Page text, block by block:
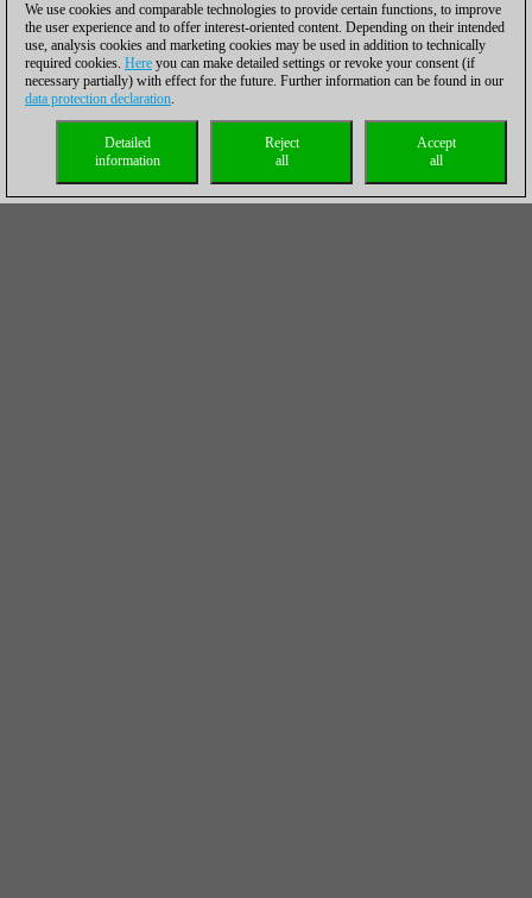
We use cookies and comparable technologies to provide certain functions, to improve
the user experience and to offer interest-oriented content. Depending on their intended
use, analysis cookies and marketing cookies may be used in addition to technically
required cookies. Here you can make detailed settings or revoke your consent (if
necessary partially) with effect for the future. Further information can be found in our
data protection declaration.
Accept
all
Reject
all
Detailed
information